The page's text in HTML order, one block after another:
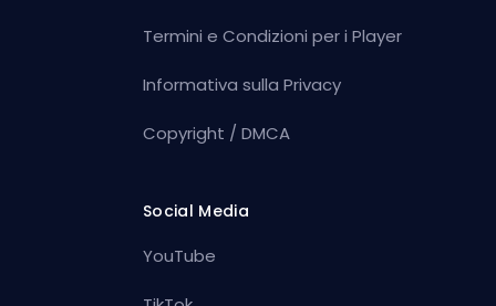
Termini e Condizioni per i Player
Informativa sulla Privacy
Copyright / DMCA
Social Media
YouTube